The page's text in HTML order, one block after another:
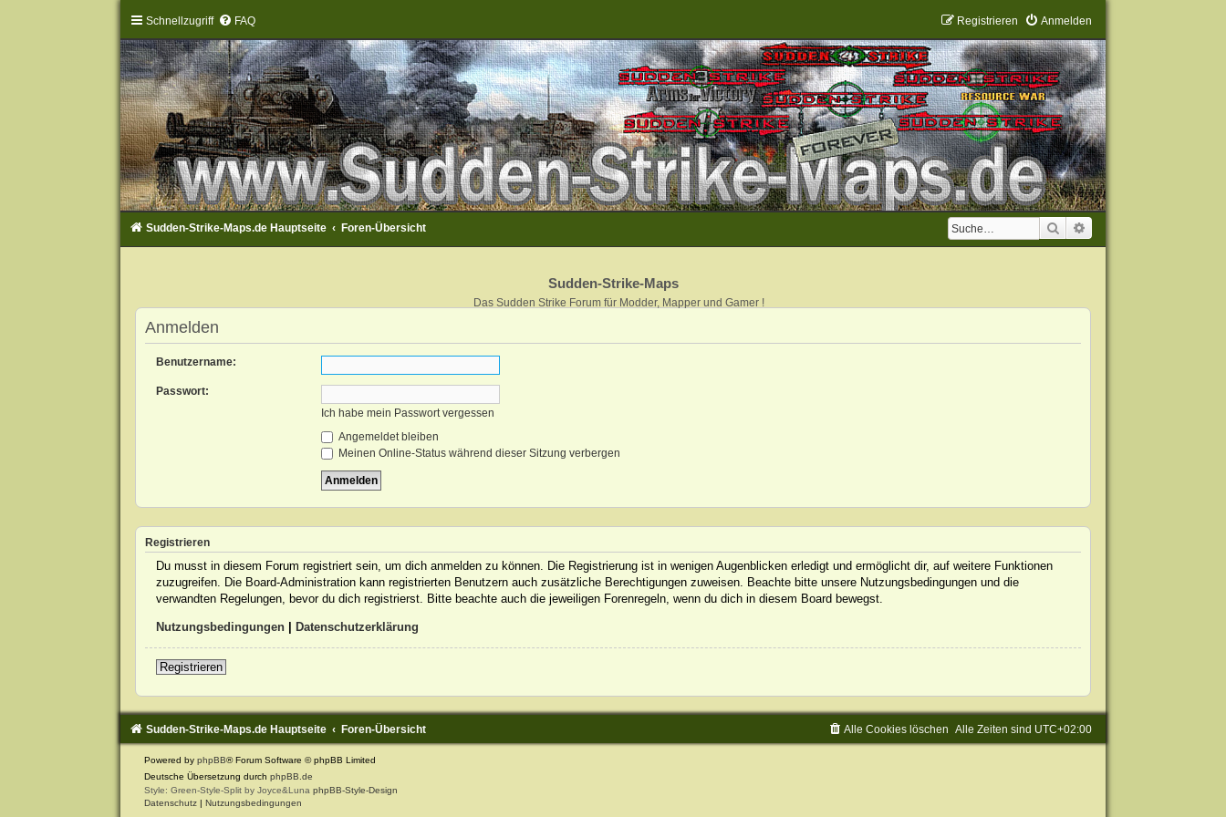
Schnellzugriff FAQ Anmelden
Registrieren
Suche
Sudden-Strike-Maps.de Hauptseite Foren-Übersicht
Sudden-Strike-Maps
Das Sudden Strike Forum für Modder, Mapper und Gamer !
Anmelden
Benutzername:
Passwort:
Ich habe mein Passwort vergessen
Angemeldet bleiben
Meinen Online-Status während dieser Sitzung verbergen
Registrieren
Du musst in diesem Forum registriert sein, um dich anmelden zu können. Die Registrierung ist in wenigen Augenblicken erledigt und ermöglicht dir, auf weitere Funktionen
zuzugreifen. Die Board-Administration kann registrierten Benutzern auch zusätzliche Berechtigungen zuweisen. Beachte bitte unsere Nutzungsbedingungen und die
verwandten Regelungen, bevor du dich registrierst. Bitte beachte auch die jeweiligen Forenregeln, wenn du dich in diesem Board bewegst.
Nutzungsbedingungen| Datenschutzerklärung
Registrieren
Sudden-Strike-Maps.de Hauptseite Foren-Übersicht Alle Zeiten sind UTC+02:00
Alle Cookies löschen
Powered by phpBB® Forum Software © phpBB Limited
Deutsche Übersetzung durch phpBB.de
Style: Green-Style-Split by Joyce&Luna phpBB-Style-Design
Datenschutz | Nutzungsbedingungen